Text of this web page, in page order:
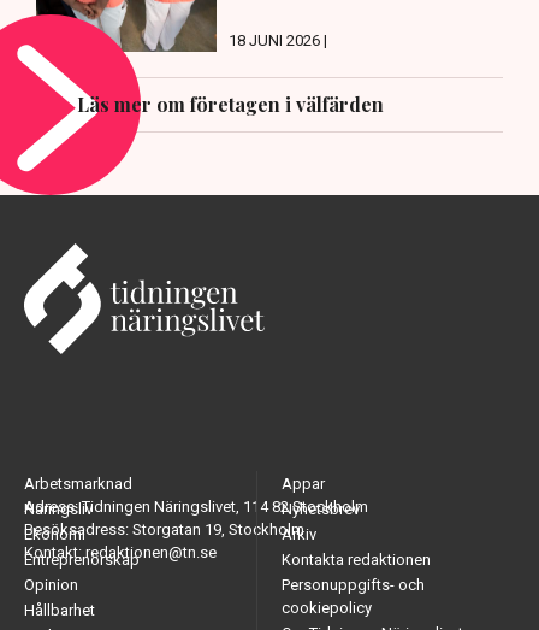
18 JUNI 2026 |
Läs mer om företagen i välfärden
Adress: Tidningen Näringslivet, 114 82 Stockholm
Besöksadress: Storgatan 19, Stockholm
Kontakt: redaktionen@tn.se
Arbetsmarknad
Näringsliv
Ekonomi
Entreprenörskap
Opinion
Hållbarhet
Appar
Nyhetsbrev
Arkiv
Kontakta redaktionen
Personuppgifts- och
cookiepolicy